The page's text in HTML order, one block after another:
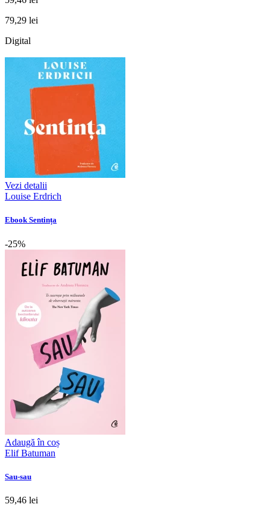
79,29 lei
Digital
Vezi detalii
Louise Erdrich
Ebook Sentința
-25%
Adaugă în coș
Elif Batuman
Sau-sau
59,46 lei